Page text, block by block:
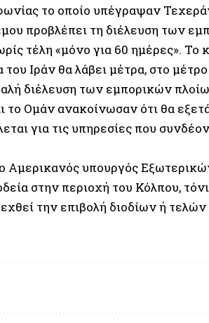
το οποίο υπέγραψαν
προβλέπει τη διέλευση των
τέλη «μόνο για 60 ημέρες». Το
του Ιράν θα λάβει μέτρα, στο
διέλευση των εμπορικών
το Ομάν ανακοίνωσαν ότι θα
για τις υπηρεσίες που
Αμερικανός υπουργός
στην περιοχή του Κόλπου,
την επιβολή διοδίων ή